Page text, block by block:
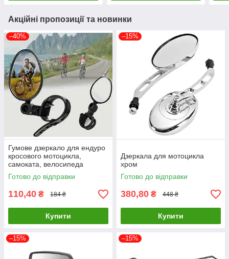
Акційні пропозиції та новинки
–40%
Гумове дзеркало для ендуро
кросового мотоцикла,
самоката, велосипеда
квадроцикла на ремені овал
Готово до відправки
110,40 ₴ 184 ₴
Купити
–15%
Дзеркала для мотоцикла
хром
Готово до відправки
380,80 ₴ 448 ₴
Купити
–15% –15%